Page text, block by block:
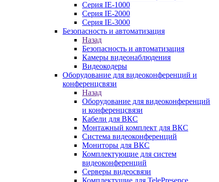
Серия IE-1000
Серия IE-2000
Серия IE-3000
Безопасность и автоматизация
Назад
Безопасность и автоматизация
Камеры видеонаблюдения
Видеокодеры
Оборудование для видеоконференций и
конференцсвязи
Назад
Оборудование для видеоконференций
и конференцсвязи
Кабели для ВКС
Монтажный комплект для ВКС
Система видеоконференций
Мониторы для ВКС
Комплектующие для систем
видеоконференций
Серверы видеосвязи
Комплектущие для TelePresence